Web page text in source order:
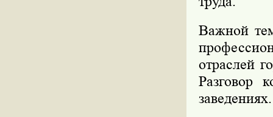
Важной
отраслей
Разговор
заведениях.